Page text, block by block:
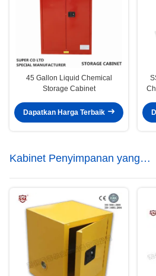
45 Gallon Liquid Chemical
Storage Cabinet
Dapatkan Harga Terbaik
Kabinet Penyimpanan yang
Flammable